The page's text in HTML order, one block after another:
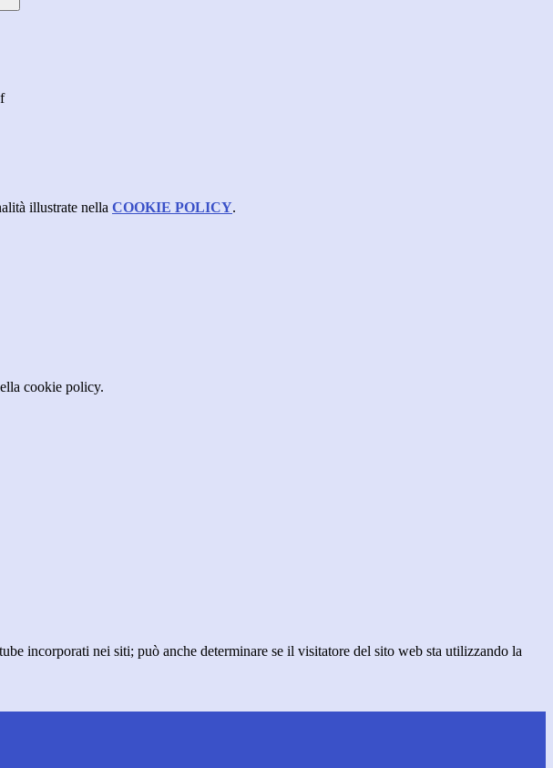
illustrate nella COOKIE POLICY.
cookie policy.
incorporati nei siti; può anche determinare se il visitatore del sito web sta utilizzando la